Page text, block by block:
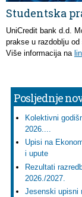
Studentska
UniCredit bank d.d.
prakse u razdoblju
Više informacija na
Posljednje
Kolektivni
2026....
Upisi na
i upute
Rezultati
2026./2027.
Jesenski upisni